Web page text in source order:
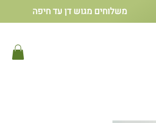
משלוחים מגוש דן עד חיפה